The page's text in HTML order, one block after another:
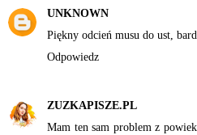
UNKNOWN
Piękny odcień musu do ust,
Odpowiedz
ZUZKAPISZE.PL
Mam ten sam problem z